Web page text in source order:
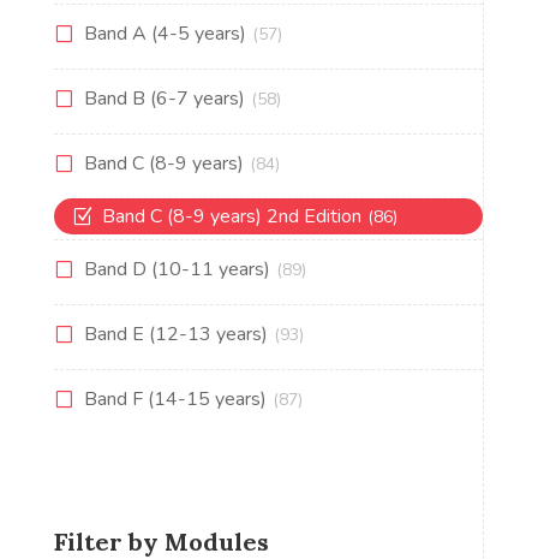
Band A (4-5 years) (57)
Band B (6-7 years) (58)
Band C (8-9 years) (84)
Band C (8-9 years) 2nd Edition (86)
Band D (10-11 years) (89)
Band E (12-13 years) (93)
Band F (14-15 years) (87)
Filter by Modules